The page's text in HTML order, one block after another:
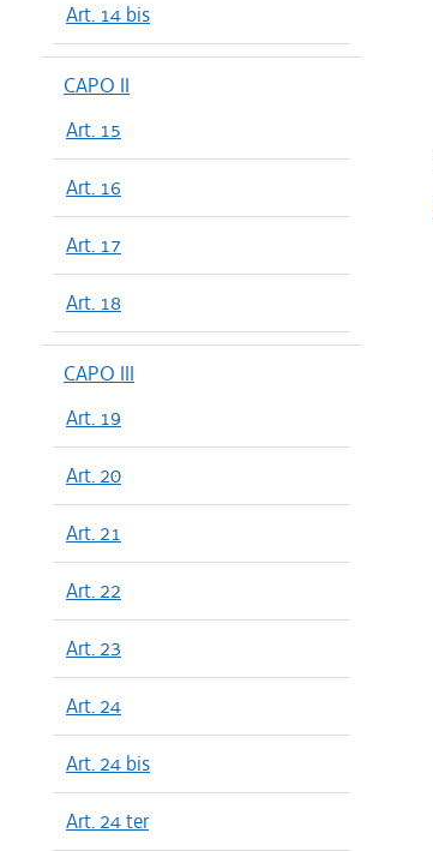
Art. 14 bis
CAPO II
Art. 15
Art. 16
Art. 17
Art. 18
CAPO III
Art. 19
Art. 20
Art. 21
Art. 22
Art. 23
Art. 24
Art. 24 bis
Art. 24 ter